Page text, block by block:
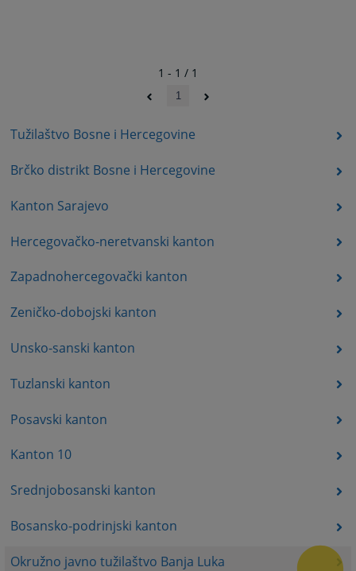
Tužilaštvo Bosne i Hercegovine
Brčko distrikt Bosne i Hercegovine
Kanton Sarajevo
Hercegovačko-neretvanski kanton
Zapadnohercegovački kanton
Zeničko-dobojski kanton
Unsko-sanski kanton
Tuzlanski kanton
Posavski kanton
Kanton 10
Srednjobosanski kanton
Bosansko-podrinjski kanton
Okružno javno tužilaštvo Banja Luka
1 - 1 / 1
1